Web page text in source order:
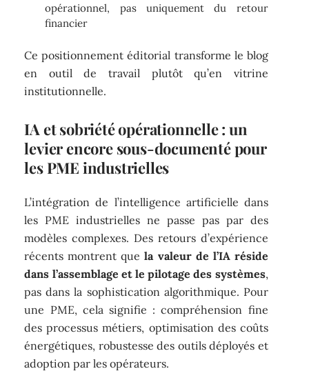
opérationnel, pas uniquement du retour
financier
Ce positionnement éditorial transforme le blog
en outil de travail plutôt qu’en vitrine
institutionnelle.
IA et sobriété opérationnelle : un
levier encore sous-documenté pour
les PME industrielles
L’intégration de l’intelligence artificielle dans
les PME industrielles ne passe pas par des
modèles complexes. Des retours d’expérience
récents montrent quela valeur de l’IA réside
dans l’assemblage et le pilotage des systèmes,
pas dans la sophistication algorithmique. Pour
une PME, cela signifie : compréhension fine
des processus métiers, optimisation des coûts
énergétiques, robustesse des outils déployés et
adoption par les opérateurs.